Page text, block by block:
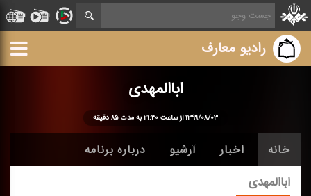
رادیو معارف
اباالمهدی
۱۳۹۹/۰۸/۰۳ از ساعت ۲۱:۳۰ به مدت ۸۵ دقیقه
خانه اخبار آرشیو درباره برنامه
اباالمهدی